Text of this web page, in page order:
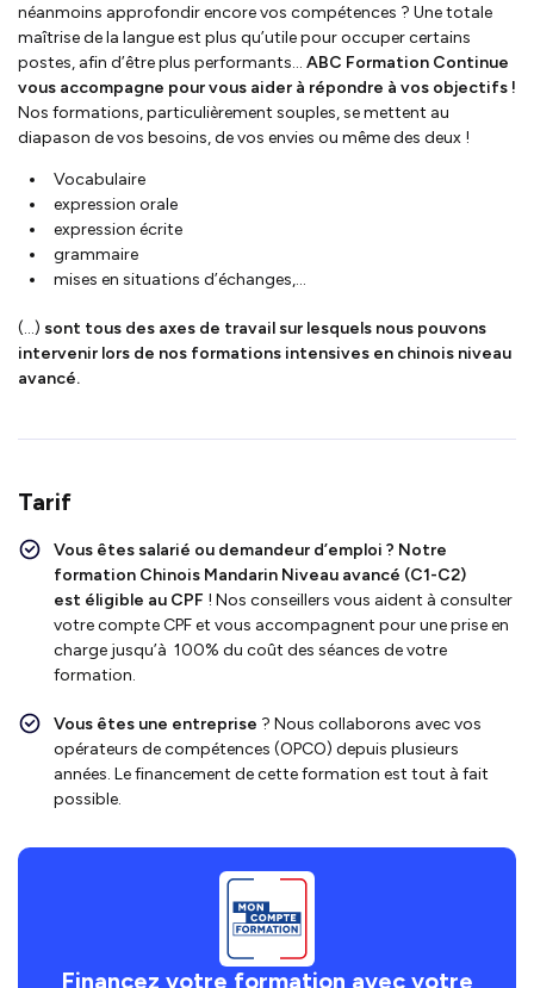
néanmoins approfondir encore vos compétences ? Une totale
maîtrise de la langue est plus qu’utile pour occuper certains
postes, afin d’être plus performants… ABC Formation Continue
vous accompagne pour vous aider à répondre à vos objectifs !
Nos formations, particulièrement souples, se mettent au
diapason de vos besoins, de vos envies ou même des deux !
Vocabulaire
expression orale
expression écrite
grammaire
mises en situations d’échanges,...
(...) sont tous des axes de travail sur lesquels nous pouvons
intervenir lors de nos formations intensives en chinois niveau
avancé.
Tarif
Vous êtes salarié ou demandeur d’emploi ? Notre
formation Chinois Mandarin Niveau avancé (C1-C2)
est éligible au CPF ! Nos conseillers vous aident à consulter
votre compte CPF et vous accompagnent pour une prise en
charge jusqu’à 100% du coût des séances de votre
formation.
Vous êtes une entreprise ? Nous collaborons avec vos
opérateurs de compétences (OPCO) depuis plusieurs
années. Le financement de cette formation est tout à fait
possible.
Financez votre formation avec votre